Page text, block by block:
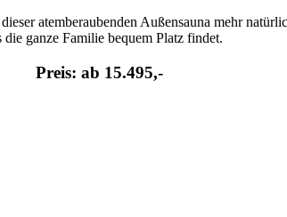
atemberaubenden Außensauna mehr
ganze Familie bequem Platz findet.
Preis: ab 15.495,-